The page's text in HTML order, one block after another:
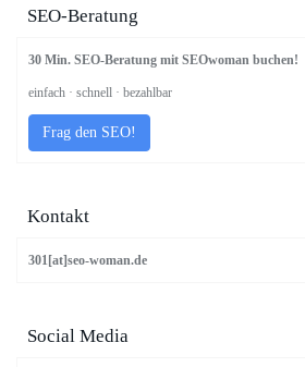
SEO-Beratung
30 Min. SEO-Beratung mit SEOwoman buchen!
einfach · schnell · bezahlbar
Frag den SEO!
Kontakt
301[at]seo-woman.de
Social Media